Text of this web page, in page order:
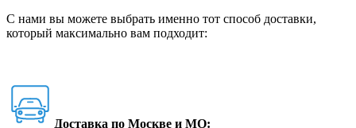
С нами вы можете выбрать именно тот способ доставки,
который максимально вам подходит:
Доставка по Москве и МО: